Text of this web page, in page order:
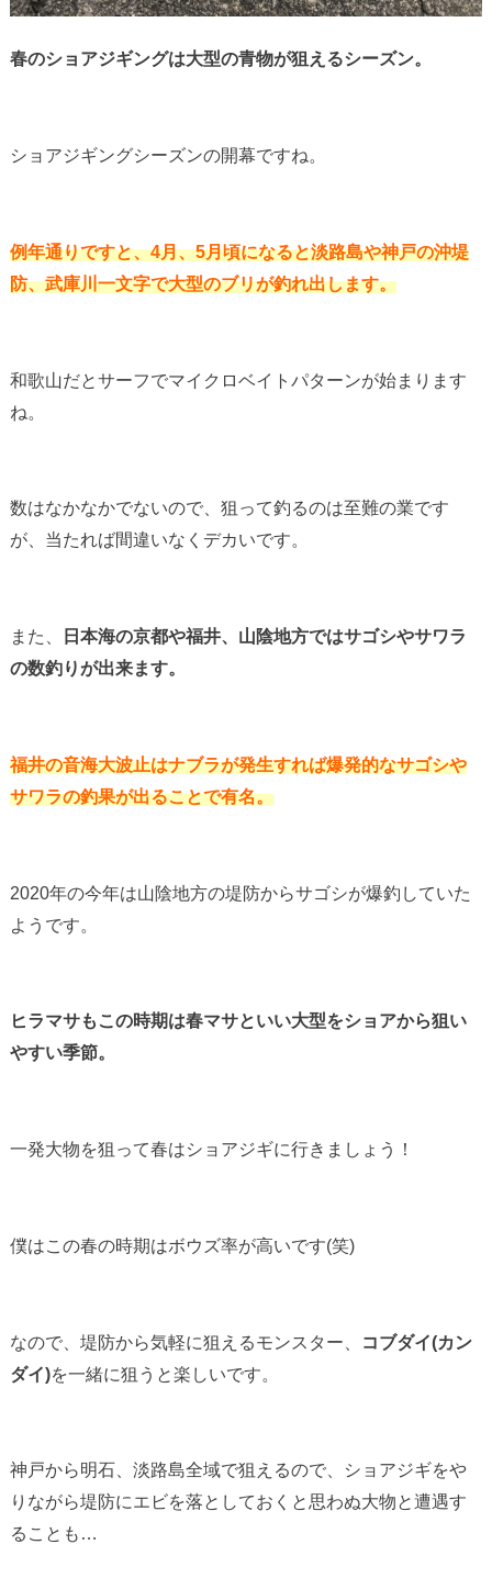
春のショアジギングは大型の青物が狙えるシーズン。
ショアジギングシーズンの開幕ですね。
例年通りですと、4月、5月頃になると淡路島や神戸の沖堤
防、武庫川一文字で大型のブリが釣れ出します。
和歌山だとサーフでマイクロベイトパターンが始まります
ね。
数はなかなかでないので、狙って釣るのは至難の業です
が、当たれば間違いなくデカいです。
また、
日本海の京都や福井、山陰地方ではサゴシやサワラ
の数釣りが出来ます。
福井の音海大波止はナブラが発生すれば爆発的なサゴシや
サワラの釣果が出ることで有名。
2020年の今年は山陰地方の堤防からサゴシが爆釣していた
ようです。
ヒラマサもこの時期は春マサといい大型をショアから狙い
やすい季節。
一発大物を狙って春はショアジギに行きましょう！
僕はこの春の時期はボウズ率が高いです(笑)
なので、堤防から気軽に狙えるモンスター、
コブダイ(カン
ダイ)を一緒に狙うと楽しいです。
神戸から明石、淡路島全域で狙えるので、ショアジギをや
りながら堤防にエビを落としておくと思わぬ大物と遭遇す
ることも…